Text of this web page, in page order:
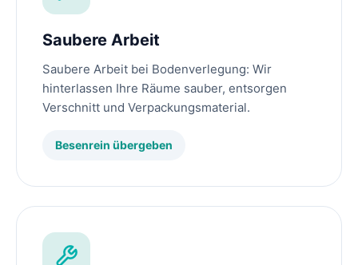
Saubere Arbeit
Saubere Arbeit bei Bodenverlegung: Wir
hinterlassen Ihre Räume sauber, entsorgen
Verschnitt und Verpackungsmaterial.
Besenrein übergeben